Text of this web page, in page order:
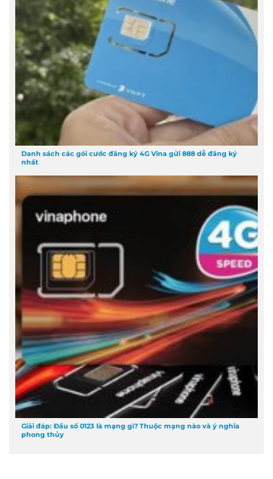
Danh sách các gói cước đăng ký 4G Vina gửi 888 dễ đăng ký
nhất
Giải đáp: Đầu số 0123 là mạng gì? Thuộc mạng nào và ý nghĩa
phong thủy